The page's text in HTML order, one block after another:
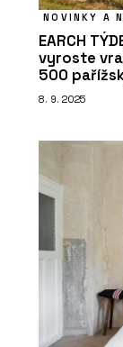
NOVINKY A
EARCH
vyroste
500
8. 9. 2025